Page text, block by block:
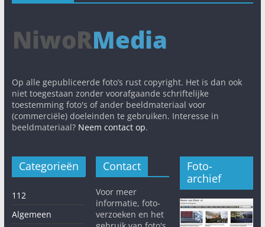
Op alle gepubliceerde foto’s rust copyright. Het is dan ook
niet toegestaan zonder voorafgaande schriftelijke
toestemming foto's of ander beeldmateriaal voor
(commerciële) doeleinden te gebruiken. Interesse in
beeldmateriaal? Neem contact op.
Categorieën
112
Algemeen
Contact
Voor meer
informatie, foto-
verzoeken en het
Foto-
archief